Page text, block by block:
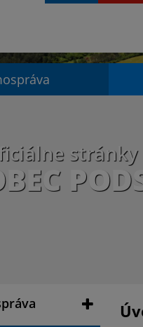
stránky